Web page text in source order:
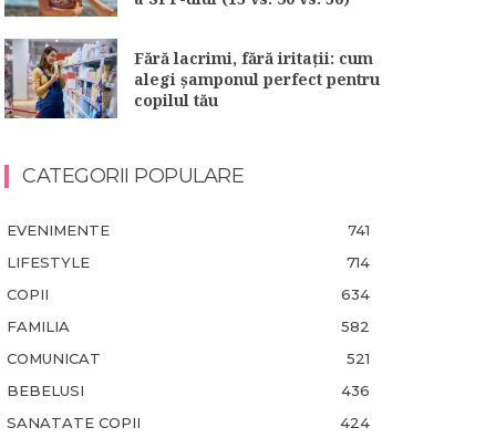
Fără lacrimi, fără iritații: cum
alegi șamponul perfect pentru
copilul tău
CATEGORII POPULARE
EVENIMENTE
741
LIFESTYLE
714
COPII
634
FAMILIA
582
COMUNICAT
521
BEBELUSI
436
SANATATE COPII
424